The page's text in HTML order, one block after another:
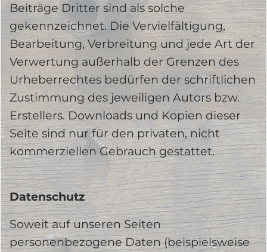
Beiträge Dritter sind als solche
gekennzeichnet. Die Vervielfältigung,
Bearbeitung, Verbreitung und jede Art der
Verwertung außerhalb der Grenzen des
Urheberrechtes bedürfen der schriftlichen
Zustimmung des jeweiligen Autors bzw.
Erstellers. Downloads und Kopien dieser
Seite sind nur für den privaten, nicht
kommerziellen Gebrauch gestattet.
Datenschutz
Soweit auf unseren Seiten
personenbezogene Daten (beispielsweise